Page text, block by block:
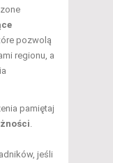
pozwolą
regionu, a
pamiętaj
jeśli